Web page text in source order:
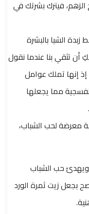
الزهم، فيترك بشرتك في
الشيا بالبشرة
أن تثقي بنا عندما نقول
إذ إنها تملك عوامل
مما يجعلها
معرضة لحب الشباب،
حب الشباب
بجعل زيت ثمرة الورد